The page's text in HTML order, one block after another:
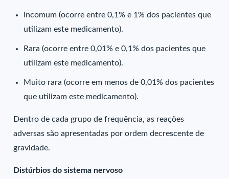
Incomum (ocorre entre 0,1% e 1% dos pacientes que
utilizam este medicamento).
Rara (ocorre entre 0,01% e 0,1% dos pacientes que
utilizam este medicamento).
Muito rara (ocorre em menos de 0,01% dos pacientes
que utilizam este medicamento).
Dentro de cada grupo de frequência, as reações
adversas são apresentadas por ordem decrescente de
gravidade.
Distúrbios do sistema nervoso